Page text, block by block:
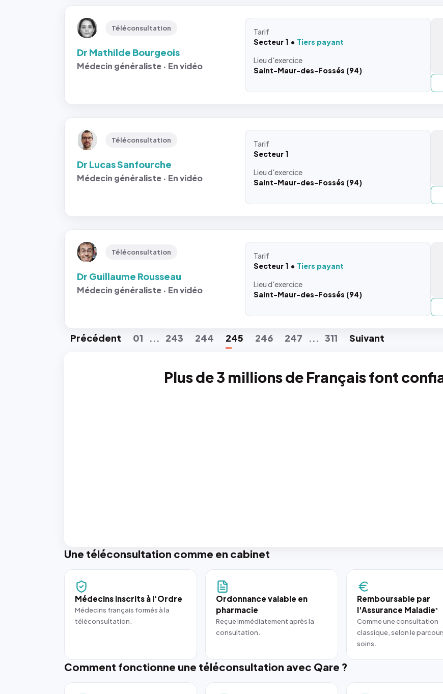
Téléconsultation
Dr Mathilde Bourgeois
Médecin généraliste · En vidéo
Tarif
Secteur 1
Tiers payant
Lieud'exercice
Saint-Maur-des-Fossés (94)
Téléconsultation
Dr Lucas Sanfourche
Médecin généraliste · En vidéo
Tarif
Secteur 1
Lieud'exercice
Saint-Maur-des-Fossés (94)
Téléconsultation
Dr Guillaume Rousseau
Médecin généraliste · En vidéo
Tarif
Secteur 1
Tiers payant
Lieud'exercice
Saint-Maur-des-Fossés (94)
Précédent 01 ... 243 244 245 246 247 ... 311 Suivant
Plus de 3 millions de Français font
Une téléconsultation comme en cabinet
Médecins inscrits à l'Ordre
Médecins français formés à la
téléconsultation.
Ordonnance valable en
pharmacie
Reçue immédiatement après la
consultation.
Remboursable par
l'Assurance Maladie*
Comme une consultation
classique, selon le
soins.
Comment fonctionne une téléconsultation avec Qare ?